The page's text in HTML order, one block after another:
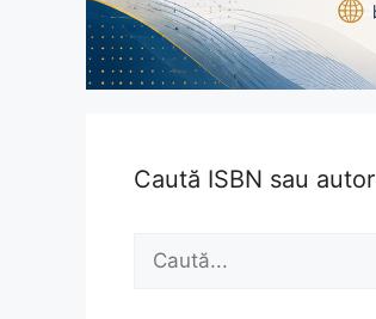
Caută ISBN sau autor
după: